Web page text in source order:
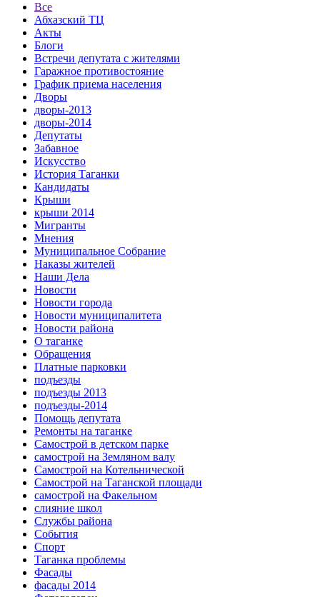
Все
Абхазский ТЦ
Акты
Блоги
Встречи депутата с жителями
Гаражное противостояние
График приема населения
Дворы
дворы-2013
дворы-2014
Депутаты
Забавное
Искусство
История Таганки
Кандидаты
Крыши
крыши 2014
Мигранты
Мнения
Муниципальное Собрание
Наказы жителей
Наши Дела
Новости
Новости города
Новости муниципалитета
Новости района
О таганке
Обращения
Платные парковки
подъезды
подъезды 2013
подъезды-2014
Помощь депутата
Ремонты на таганке
Самострой в детском парке
самострой на Земляном валу
Самострой на Котельнической
Самострой на Таганской площади
самострой на Факельном
слияние школ
Службы района
События
Спорт
Таганка проблемы
Фасады
фасады 2014